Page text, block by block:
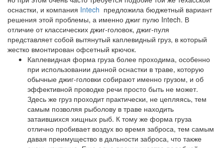
оснастки, и компания Intech предложила бюджетный вариант
решения этой проблемы, а именно джиг пулю Intech. В
отличие от классических джиг-головок, джиг-пуля
представляет собой вытянутый каплевидный груз, в который
жестко вмонтирован офсетный крючок.
Каплевидная форма груза более проходима, особенно
при использовании данной оснастки в траве, которую
обычные джиг-головки собирают именно грузом, и об
эффективной проводке речи просто быть не может.
Здесь же груз проходит практически, не цепляясь, тем
самым позволяя рыболову в траве находить
затаившихся хищных рыб. К тому же форма груза
отлично пробивает воздух во время заброса, тем самым
давая преимущество в дальности заброса, что также